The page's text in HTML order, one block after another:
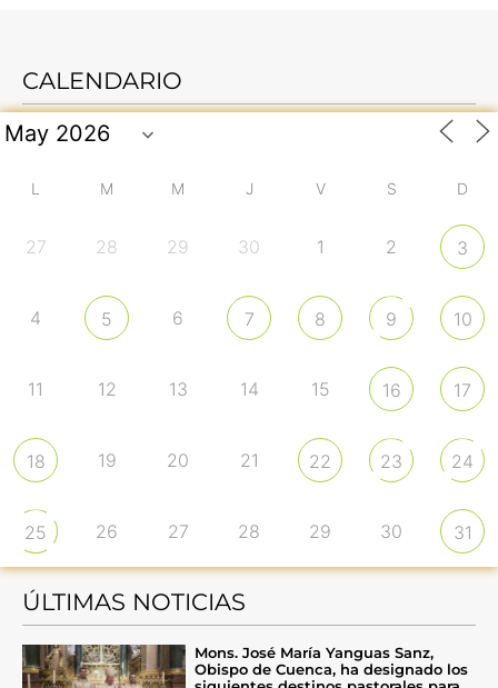
CALENDARIO
L M M J V S D
27 28 29 30 1 2 3
4 5 6 7 8 9 10
11 12 13 14 15 16 17
18 19 20 21 22 23 24
25 26 27 28 29 30 31
ÚLTIMAS NOTICIAS
Mons. José María Yanguas Sanz,
Obispo de Cuenca, ha designado los